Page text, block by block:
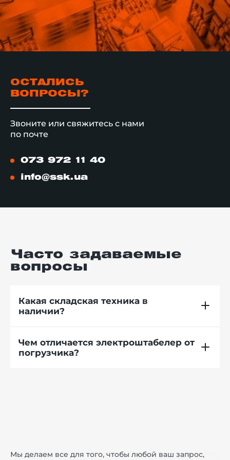
ОСТАЛИСЬ
ВОПРОСЫ?
Звоните или свяжитесь с нами
по почте
073 972 11 40
info@ssk.ua
Часто задаваемые
вопросы
Какая складская техника в
наличии?
Чем отличается электроштабелер от
погрузчика?
Мы делаем все для того, чтобы любой ваш запрос,